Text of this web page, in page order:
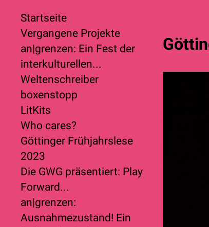
Startseite
Vergangene Projekte
an|grenzen: Ein Fest der
interkulturellen...
Weltenschreiber
boxenstopp
LitKits
Who cares?
Göttinger Frühjahrslese
2023
Die GWG präsentiert: Play
Forward...
an|grenzen:
Ausnahmezustand! Ein